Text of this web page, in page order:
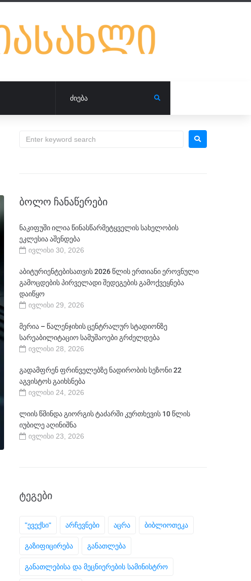
ᲑᲝᲚᲝ ᲩᲐᲜᲐᲬᲔᲠᲔᲑᲘ
ნაკიფუში ილია წინასწარმეტყველის სახელობის
ეკლესია აშენდება
ივლისი 30, 2026
აბიტურიენტებისათვის 2026 წლის ერთიანი ეროვნული
გამოცდების პირველადი შედეგების გამოქვეყნება
დაიწყო
ივლისი 29, 2026
მერია – წალენჯიხის ცენტრალურ სტადიონზე
სარეაბილიტაციო სამუშაოები გრძელდება
ივლისი 28, 2026
გადამფრენ ფრინველებზე ნადირობის სეზონი 22
აგვისტოს გაიხსნება
ივლისი 24, 2026
ლიის წმინდა გიორგის ტაძარში კურთხევის 10 წლის
იუბილე აღინიშნა
ივლისი 23, 2026
ᲢᲔᲒᲔᲑᲘ
"ევექსი" არჩევნები აცრა ბიბლიოთეკა
გაზიფიცირება განათლება
განათლებისა და მეცნიერების სამინისტრო